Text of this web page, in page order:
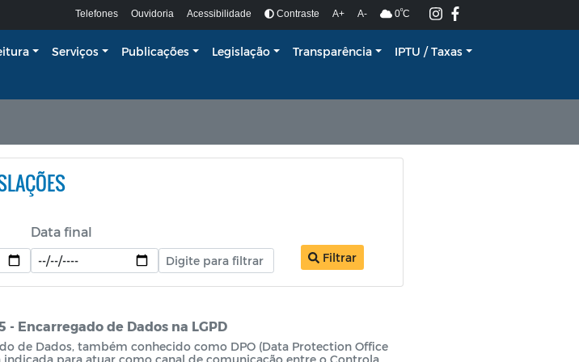
Telefones Ouvidoria Acessibilidade Contraste A+ A- 0ºC
Serviços Publicações Legislação Transparência IPTU / Taxas
Data final
Filtrar
- Encarregado de Dados na LGPD
de Dados, também conhecido como DPO (Data Protection Office
indicada para atuar como canal de comunicação entre o Controlad